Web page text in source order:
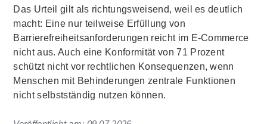
Das Urteil gilt als richtungsweisend, weil es deutlich
macht: Eine nur teilweise Erfüllung von
Barrierefreiheitsanforderungen reicht im E-Commerce
nicht aus. Auch eine Konformität von 71 Prozent
schützt nicht vor rechtlichen Konsequenzen, wenn
Menschen mit Behinderungen zentrale Funktionen
nicht selbstständig nutzen können.